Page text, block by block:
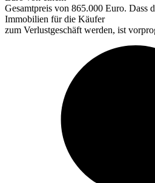
Gesamtpreis von 865.000 Euro. Dass
Immobilien für die Käufer
zum Verlustgeschäft werden, ist